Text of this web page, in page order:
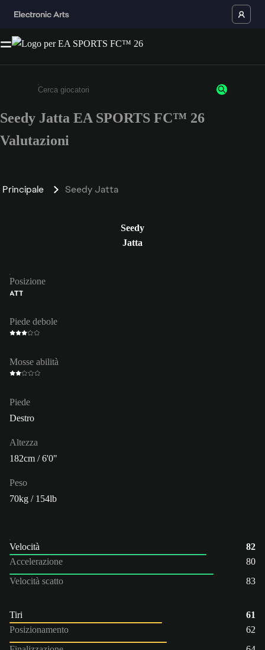
Inserisci un minimo di 3 caratteri o numeri.
Seedy Jatta EA SPORTS FC™ 26
Valutazioni
Principale Seedy Jatta
Seedy
Jatta
Posizione
ATT
Piede debole
Mosse abilità
Piede
Destro
Altezza
182cm / 6'0"
Peso
70kg / 154lb
Velocità
82
Accelerazione
80
Velocità scatto
83
Tiri
61
Posizionamento
62